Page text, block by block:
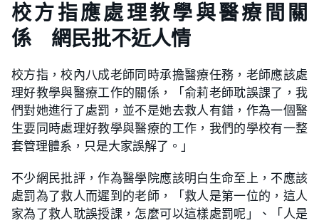
校方指應處理教學與醫療間關
係 網民批不近人情
校方指，校內八成老師同時承擔醫療任務，老師應該處
理好教學與醫療工作的關係，「俞莉老師耽誤課了，我
們對她進行了處罰，並不是她去救人有錯，作為一個醫
生要同時處理好教學與醫療的工作，我們的學校有一整
套管理體系，只是大家誤解了。」
不少網民批評，作為醫學院應該明白生命至上，不應該
處罰為了救人而遲到的老師，「救人是第一位的，這人
家為了救人耽誤授課，怎麼可以這樣處罰呢」、「人是